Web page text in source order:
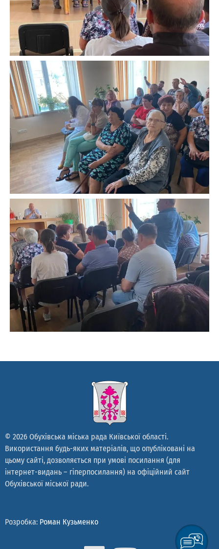
© 2026 Обухівська міська рада Київської області.
Використання будь-яких матеріалів, що опубліковані на
цьому сайті, дозволяється при умові посилання (для
інтернет-видань – гіперпосилання) на офіційний сайт
Обухівської міської ради.
Розробка: Роман Кузьменко